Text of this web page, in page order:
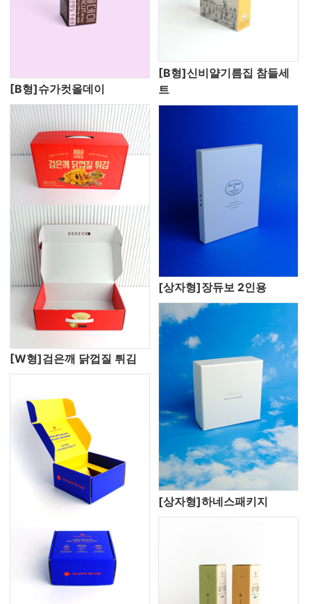
[B형]슈가컷올데이
[B형]신비얄기름집 참들세
트
[W형]검은깨 닭껍질 튀김
[상자형]장듀보 2인용
[상자형]하네스패키지